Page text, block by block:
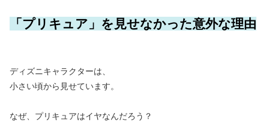
「プリキュア」 を見せなかった意外な理由
ディズニキャラクターは、
小さい頃から見せています。
なぜ、プリキュアはイヤなんだろう？